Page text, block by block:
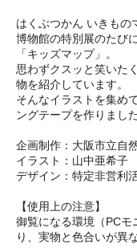
はくぶつかん いきもの
博物館の特別展のたび
「キッズマップ」。
思わずクスッと笑いた
物を紹介しています。
そんなイラストを集め
ングテープを作りました
企画制作：大阪市立自
イラスト：山中亜希子
デザイン：特定非営利
【使用上の注意】
御覧になる環境（PCモ
り、実物と色合いが異